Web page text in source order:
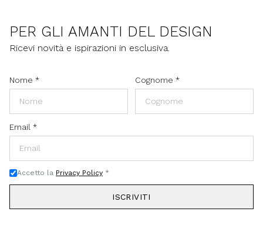
PER GLI AMANTI DEL DESIGN
Ricevi novità e ispirazioni in esclusiva.
Nome * Cognome *
Email *
Accetto la Privacy Policy *
ISCRIVITI